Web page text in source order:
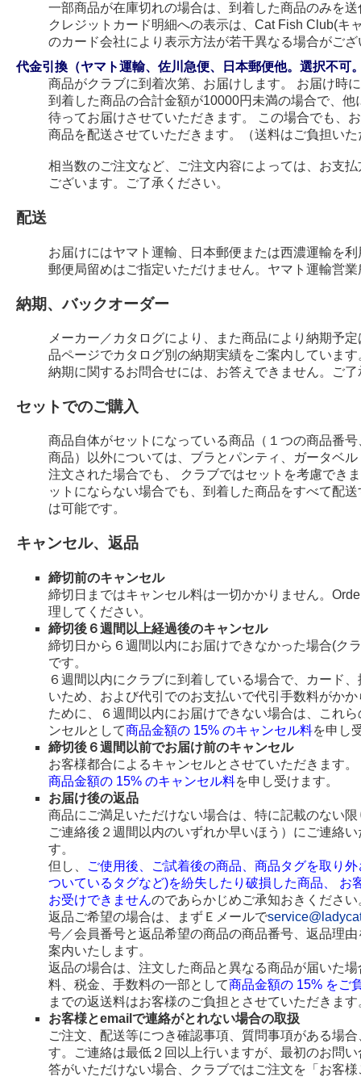
一部商品が在庫切れの場合は、到着した商品のみを
クレジットカード明細への表示は、Cat Fish Club(キ
のカード会社により表示方法が若干異なる場合がござ
代金引換（ヤマト運輸、佐川急便、日本郵便他。選択不可
商品がクラブに到着次第、お届けします。 お届け時
到着した商品の合計金額が10000円未満の場合で、
待ってお届けさせていただきます。 この場合でも、
商品を配送させていただきます。（送料はご負担い
相当数のご注文など、ご注文内容によっては、お支
ございます。ご了承ください。
配送
お届けにはヤマト運輸、日本郵便または西濃運輸を
郵便局留めはご指定いただけません。ヤマト運輸営
納期、バックオーダー
メーカー／カタログにより、また商品により納期予
品ページでカタログ別の納期実績をご案内しています
納期に関するお問合せには、お答えできません。ご
セットでのご購入
商品自体がセットになっている商品（１つの商品番
商品）以外については、ブラとパンティ、ガータベ
注文された場合でも、 クラブではセットを考慮でき
ットにならない場合でも、到着した商品をすべて配
は可能です。
キャンセル、返品
締切前のキャンセル
締切日まではキャンセル料は一切かかりません。
理してください。
締切後６週間以上経過後のキャンセル
締切日から６週間以内にお届けできなかった場合(ク
です。
６週間以内にクラブに到着している場合で、カード
いため、および代引でのお支払いで代引手数料がか
ために、６週間以内にお届けできない場合は、これ
ンセルとして商品金額の 15% のキャンセル料を申し
締切後６週間以前でお届け前のキャンセル
お客様都合によるキャンセルとさせていただきます。
商品金額の 15% のキャンセル料を申し受けます。
お届け後の返品
商品にご満足いただけない場合は、特に記載のない
ご連絡後２週間以内のいずれか早いほう）にご連絡
す。
但し、
ご使用後、ご試着後の商品、商品タグを取り
ついているタグなど)を紛失したり破損した商品、
お受けできませんのであらかじめご承知おきください
返品ご希望の場合は、まずＥメールで
号／会員番号と返品希望の商品の商品番号、返品理
案内いたします。
返品の場合は、注文した商品と異なる商品が届いた
料、税金、手数料の一部として商品金額の 15% をご
までの返送料はお客様のご負担とさせていただきます
お客様とemailで連絡がとれない場合の取扱
ご注文、配送等につき確認事項、質問事項がある場
す。ご連絡は最低２回以上行いますが、最初のお問
答がいただけない場合、クラブではご注文を「お客